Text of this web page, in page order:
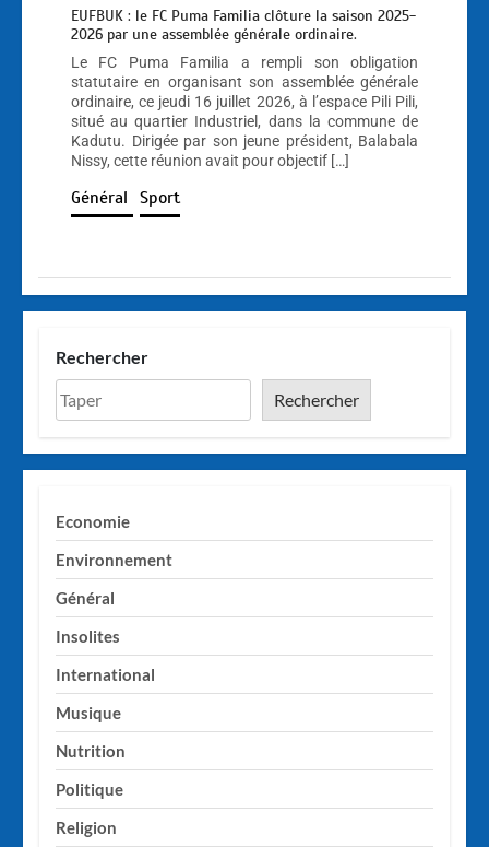
EUFBUK : le FC Puma Familia clôture la saison 2025-
2026 par une assemblée générale ordinaire.
Le FC Puma Familia a rempli son obligation
statutaire en organisant son assemblée générale
ordinaire, ce jeudi 16 juillet 2026, à l’espace Pili Pili,
situé au quartier Industriel, dans la commune de
Kadutu. Dirigée par son jeune président, Balabala
Nissy, cette réunion avait pour objectif […]
Général Sport
Rechercher
Rechercher
Economie
Environnement
Général
Insolites
International
Musique
Nutrition
Politique
Religion